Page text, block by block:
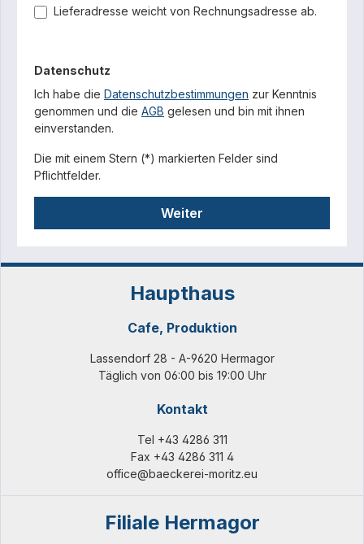
Lieferadresse weicht von Rechnungsadresse ab.
Datenschutz
Ich habe die Datenschutzbestimmungen zur Kenntnis
genommen und die AGB gelesen und bin mit ihnen
einverstanden.
Die mit einem Stern (*) markierten Felder sind
Pflichtfelder.
Weiter
Haupthaus
Cafe, Produktion
Lassendorf 28 - A-9620 Hermagor
Täglich von 06:00 bis 19:00 Uhr
Kontakt
Tel +43 4286 311
Fax +43 4286 311 4
office@baeckerei-moritz.eu
Filiale Hermagor